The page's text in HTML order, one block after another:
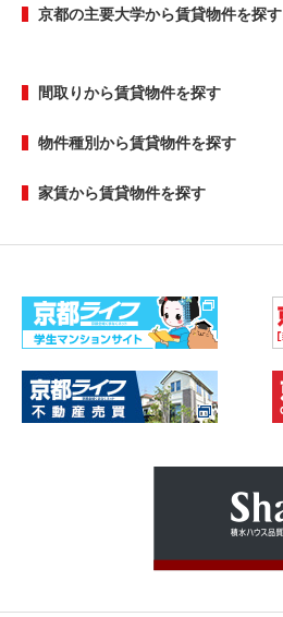
京都の主要大学から賃貸物件を探す
間取りから賃貸物件を探す
物件種別から賃貸物件を探す
家賃から賃貸物件を探す